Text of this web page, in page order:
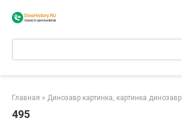
Главная » Динозавр картинка, картинка динозавр
495